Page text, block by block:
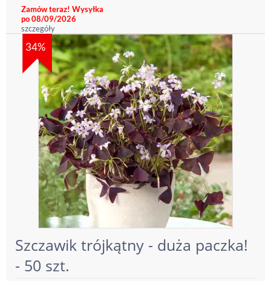
Zamów teraz! Wysyłka
po 08/09/2026
szczegóły
34%
Szczawik trójkątny - duża paczka!
- 50 szt.